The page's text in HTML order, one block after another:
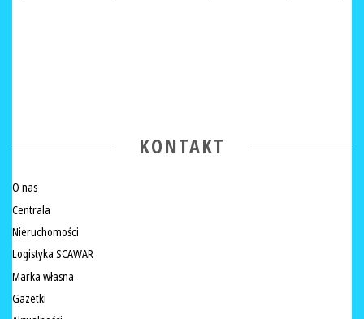
KONTAKT
O nas
Centrala
Nieruchomości
Logistyka SCAWAR
Marka własna
Gazetki